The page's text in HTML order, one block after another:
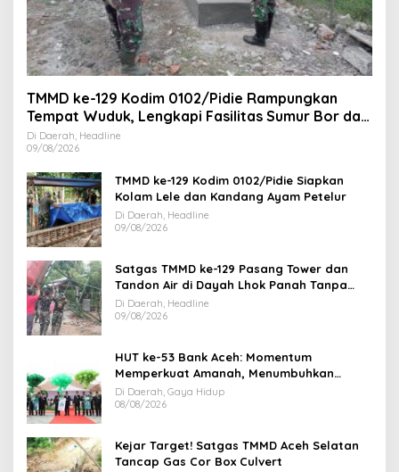
TMMD ke-129 Kodim 0102/Pidie Rampungkan
Tempat Wuduk, Lengkapi Fasilitas Sumur Bor dan
MCK
Di Daerah, Headline
09/08/2026
TMMD ke-129 Kodim 0102/Pidie Siapkan
Kolam Lele dan Kandang Ayam Petelur
Di Daerah, Headline
09/08/2026
Satgas TMMD ke-129 Pasang Tower dan
Tandon Air di Dayah Lhok Panah Tanpa
Jeda
Di Daerah, Headline
09/08/2026
HUT ke-53 Bank Aceh: Momentum
Memperkuat Amanah, Menumbuhkan
Keberkahan Bagi Aceh
Di Daerah, Gaya Hidup
08/08/2026
Kejar Target! Satgas TMMD Aceh Selatan
Tancap Gas Cor Box Culvert